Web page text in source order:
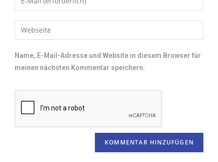
Name, E-Mail-Adresse und Website in diesem Browser für
meinen nächsten Kommentar speichern.